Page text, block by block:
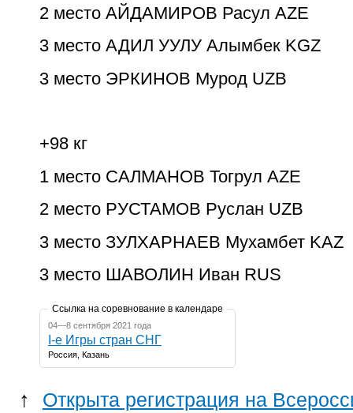
2 место АЙДАМИРОВ Расул AZE
3 место АДИЛ УУЛУ Алымбек KGZ
3 место ЭРКИНОВ Мурод UZB
+98 кг
1 место САЛМАНОВ Тогрул AZE
2 место РУСТАМОВ Руслан UZB
3 место ЗУЛХАРНАЕВ Мухамбет KAZ
3 место ШАВОЛИН Иван RUS
Ссылка на соревнование в календаре
04—8 сентября 2021 года
I-е Игры стран СНГ
Россия, Казань
↑ Открыта регистрация на